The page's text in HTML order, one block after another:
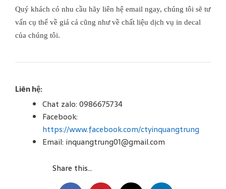
Quý khách có nhu cầu hãy liên hệ email ngay, chúng tôi sẽ tư
vấn cụ thể về giá cả cũng như về chất liệu dịch vụ in decal
của chúng tôi.
Liên hệ:
Chat zalo: 0986675734
Facebook:
https://www.facebook.com/ctyinquangtrung
Email: inquangtrung01@gmail.com
Share this...